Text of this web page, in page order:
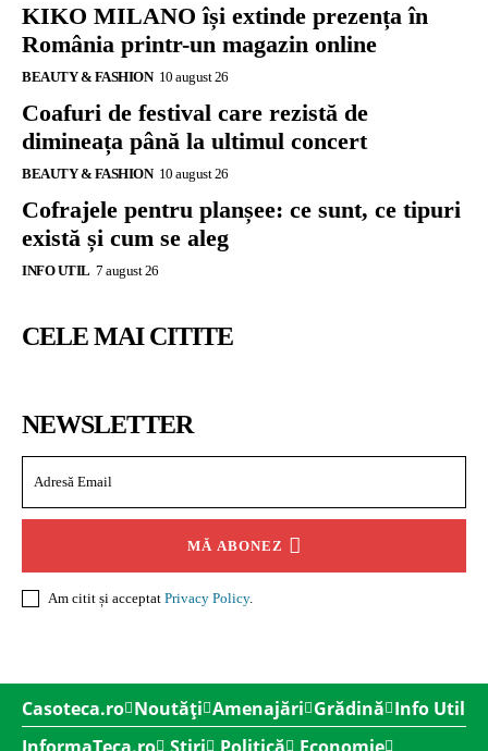
KIKO MILANO își extinde prezența în
România printr-un magazin online
BEAUTY & FASHION 10 august 26
Coafuri de festival care rezistă de
dimineața până la ultimul concert
BEAUTY & FASHION 10 august 26
Cofrajele pentru planșee: ce sunt, ce tipuri
există și cum se aleg
INFO UTIL 7 august 26
CELE MAI CITITE
NEWSLETTER
MĂ ABONEZ
Am citit și acceptat Privacy Policy.
Casoteca.ro Noutăți Amenajări Grădină Info Util